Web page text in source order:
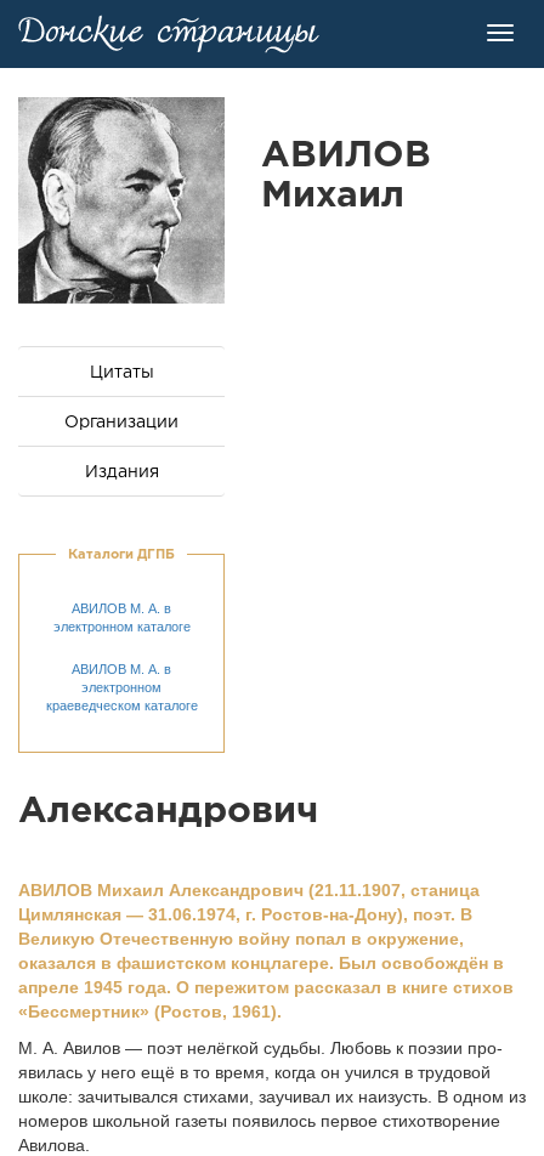
Цитаты
Организации
Издания
Каталоги ДГПБ
АВИЛОВ М. А. в
электронном каталоге
АВИЛОВ М. А. в
электронном
краеведческом каталоге
АВИЛОВ
Михаил
Александрович
АВИЛОВ Михаил Александрович (21.11.1907, станица
Цимлянская — 31.06.1974, г. Ростов-на-Дону), поэт. В
Великую Отечественную войну попал в окружение,
оказался в фашистском концлагере. Был освобождён в
апреле 1945 года. О пережитом рассказал в книге стихов
«Бессмертник» (Ростов, 1961).
М. А. Авилов — поэт нелёгкой судьбы. Любовь к поэзии про­
явилась у него ещё в то время, когда он учился в трудовой
шко­ле: зачитывался стихами, заучивал их наизусть. В одном из
но­меров школьной газеты появилось первое стихотворение
Авилова.